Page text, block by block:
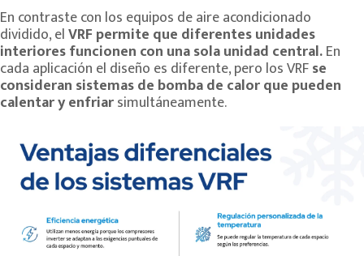
En contraste con los equipos de aire acondicionado
dividido, elVRF permite que diferentes unidades
interiores funcionen con una sola unidad central.En
cada aplicación el diseño es diferente, pero los VRFse
consideran sistemas de bomba de calor que pueden
calentar y enfriarsimultáneamente.